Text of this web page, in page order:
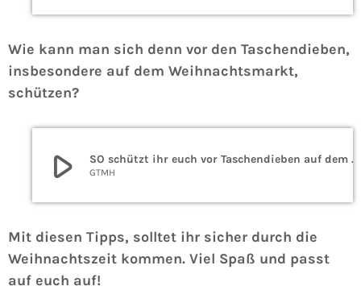
Wie kann man sich denn vor den Taschendieben,
insbesondere auf dem Weihnachtsmarkt,
schützen?
play_arrow SO schützt ihr euch vor Taschendieben auf dem Weihnachtsmarkt
GTMH
Mit diesen Tipps, solltet ihr sicher durch die
Weihnachtszeit kommen. Viel Spaß und passt
auf euch auf!